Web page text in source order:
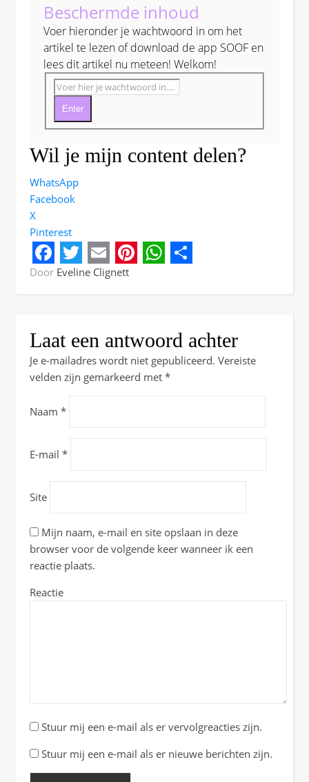
Beschermde inhoud
Voer hieronder je wachtwoord in om het
artikel te lezen of download de app SOOF en
lees dit artikel nu meteen! Welkom!
Enter
Wil je mijn content delen?
WhatsApp
Facebook
X
Pinterest
Facebook
Twitter
EmailPinterest
Door Eveline Clignett
Laat een antwoord achter
Je e-mailadres wordt niet gepubliceerd. Vereiste
velden zijn gemarkeerd met *
Naam *
E-mail *
Site
Mijn naam, e-mail en site opslaan in deze
browser voor de volgende keer wanneer ik een
reactie plaats.
Reactie
Stuur mij een e-mail als er vervolgreacties zijn.
Stuur mij een e-mail als er nieuwe berichten zijn.